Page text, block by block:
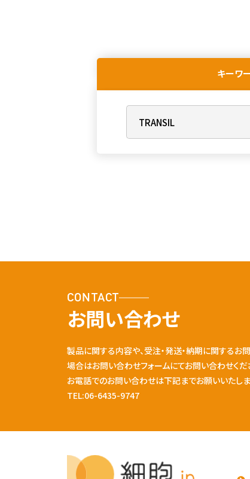
キーワ
CONTACT
お問い合わせ
製品に関する内容や、受注・発送・納期に関するお
場合はお問い合わせフォームにてお問い合わせくだ
お電話でのお問い合わせは下記までお願いいたしま
TEL:06-6435-9747